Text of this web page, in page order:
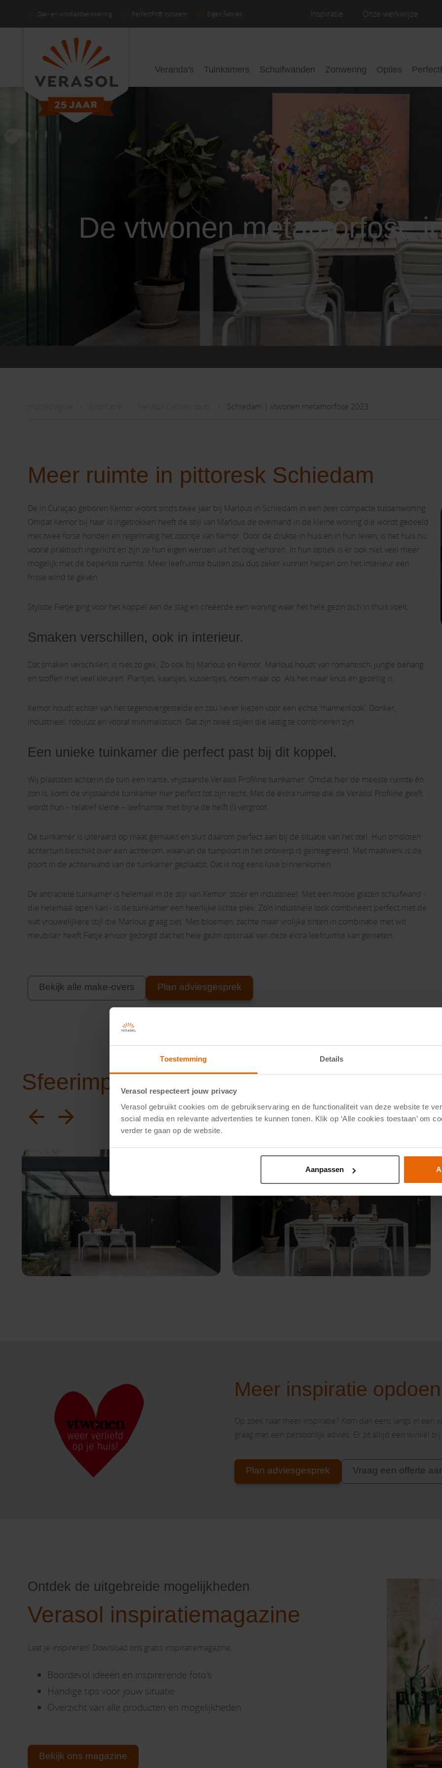
Toestemming Details
Verasol respecteert jouw privacy
Verasol gebruikt cookies om de gebruikservaring en de functionaliteit van deze website te
social media en relevante advertenties te kunnen tonen. Klik op ‘Alle cookies toestaan’ om
verder te gaan op de website.
Aanpassen
Dak- en windlastberekening PerfectFit® systeem Eigen fabriek Inspiratie Onze werkwijze
Veranda's Tuinkamers Schuifwanden Zonwering Opties
De vtwonen metamorfose
Schiedam | vtwonen metamorfose 2023
Meer ruimte in pittoresk Schiedam
De in Curaçao geboren Kemor woont sinds twee jaar bij Marlous in Schiedam in een zeer compacte tussenwoning.
Omdat Kemor bij haar is ingetrokken heeft de stijl van Marlous de overhand in de kleine woning die wordt gedeeld
met twee forse honden en regelmatig het zoontje van Kemor. Door de drukte in huis en in hun leven, is het huis nu
vooral praktisch ingericht en zijn ze hun eigen wensen uit het oog verloren. In hun optiek is er ook niet veel meer
mogelijk met de beperkte ruimte. Meer leefruimte buiten zou dus zeker kunnen helpen om het interieur een
frisse wind te geven.
Styliste Fietje ging voor het koppel aan de slag en creëerde een woning waar het hele gezin zich in thuis voelt.
Smaken verschillen, ook in interieur.
Dat smaken verschillen, is niet zo gek. Zo ook bij Marlous en Kemor. Marlous houdt van romantisch, jungle behang
en stoffen met veel kleuren. Plantjes, kaarsjes, kussentjes, noem maar op. Als het maar knus en gezellig is.
Kemor houdt echter van het tegenovergestelde en zou liever kiezen voor een echte ‘mannenlook’. Donker,
industrieel, robuust en vooral minimalistisch. Dat zijn twee stijlen die lastig te combineren zijn.
Een unieke tuinkamer die perfect past bij dit koppel.
Wij plaatsten achterin de tuin een riante, vrijstaande Verasol Profiline tuinkamer. Omdat hier de meeste ruimte én
zon is, komt de vrijstaande tuinkamer hier perfect tot zijn recht. Met de extra ruimte die de Verasol Profiline geeft
wordt hun – relatief kleine – leefruimte met bijna de helft (!) vergroot.
De tuinkamer is uiteraard op maat gemaakt en sluit daarom perfect aan bij de situatie van het stel. Hun omsloten
achtertuin beschikt over een achterom, waarvan de tuinpoort in het ontwerp is geïntegreerd. Met maatwerk is de
poort in de achterwand van de tuinkamer geplaatst. Dat is nog eens luxe binnenkomen.
De antraciete tuinkamer is helemaal in de stijl van Kemor: stoer en industrieel. Met een mooie glazen schuifwand -
die helemaal open kan - is de tuinkamer een heerlijke lichte plek. Zo’n industriële look combineert perfect met de
wat vrouwelijkere stijl die Marlous graag ziet. Met bloemen, zachte maar vrolijke tinten in combinatie met wit
meubilair heeft Fietje ervoor gezorgd dat het hele gezin optimaal van deze extra leefruimte kan genieten.
Bekijk alle make-overs Plan adviesgesprek
Sfeerimpressie
Meer inspiratie
Op zoek naar meer inspiratie? Kom dan eens langs in een
graag met een persoonlijk advies. Er zit altijd een winkel
Plan adviesgesprek Vraag een offerte
Ontdek de uitgebreide mogelijkheden
Verasol inspiratiemagazine
Laat je inspireren! Download ons gratis inspiratiemagazine.
Boordevol ideeën en inspirerende foto’s
Handige tips voor jouw situatie
Overzicht van alle producten en mogelijkheden
Bekijk ons magazine